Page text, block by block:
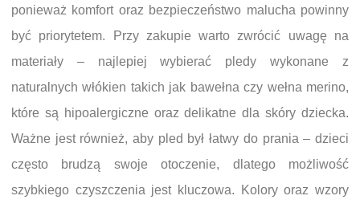
ponieważ komfort oraz bezpieczeństwo malucha powinny
być priorytetem. Przy zakupie warto zwrócić uwagę na
materiały – najlepiej wybierać pledy wykonane z
naturalnych włókien takich jak bawełna czy wełna merino,
które są hipoalergiczne oraz delikatne dla skóry dziecka.
Ważne jest również, aby pled był łatwy do prania – dzieci
często brudzą swoje otoczenie, dlatego możliwość
szybkiego czyszczenia jest kluczowa. Kolory oraz wzory